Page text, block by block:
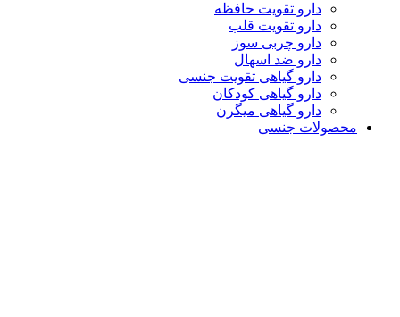
دارو تقویت حافظه
دارو تقویت قلب
دارو چربی سوز
دارو ضد اسهال
دارو گیاهی تقویت جنسی
دارو گیاهی کودکان
دارو گیاهی میگرن
محصولات جنسی